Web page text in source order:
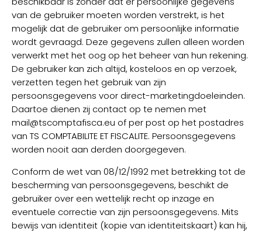
van de gebruiker moeten worden verstrekt, is het
mogelijk dat de gebruiker om persoonlijke informatie
wordt gevraagd. Deze gegevens zullen alleen worden
verwerkt met het oog op het beheer van hun rekening.
De gebruiker kan zich altijd, kosteloos en op verzoek,
verzetten tegen het gebruik van zijn
persoonsgegevens voor direct-marketingdoeleinden.
Daartoe dienen zij contact op te nemen met
mail@tscomptafisca.eu of per post op het postadres
van TS COMPTABILITE ET FISCALITE. Persoonsgegevens
worden nooit aan derden doorgegeven.
Conform de wet van 08/12/1992 met betrekking tot de
bescherming van persoonsgegevens, beschikt de
gebruiker over een wettelijk recht op inzage en
eventuele correctie van zijn persoonsgegevens. Mits
bewijs van identiteit (kopie van identiteitskaart) kan hij,